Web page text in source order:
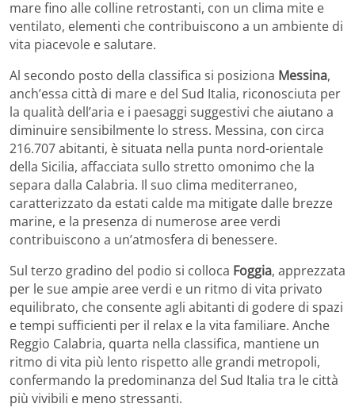
mare fino alle colline retrostanti, con un clima mite e
ventilato, elementi che contribuiscono a un ambiente di
vita piacevole e salutare.
Al secondo posto della classifica si posiziona Messina,
anch’essa città di mare e del Sud Italia, riconosciuta per
la qualità dell’aria e i paesaggi suggestivi che aiutano a
diminuire sensibilmente lo stress. Messina, con circa
216.707 abitanti, è situata nella punta nord-orientale
della Sicilia, affacciata sullo stretto omonimo che la
separa dalla Calabria. Il suo clima mediterraneo,
caratterizzato da estati calde ma mitigate dalle brezze
marine, e la presenza di numerose aree verdi
contribuiscono a un’atmosfera di benessere.
Sul terzo gradino del podio si colloca Foggia, apprezzata
per le sue ampie aree verdi e un ritmo di vita privato
equilibrato, che consente agli abitanti di godere di spazi
e tempi sufficienti per il relax e la vita familiare. Anche
Reggio Calabria, quarta nella classifica, mantiene un
ritmo di vita più lento rispetto alle grandi metropoli,
confermando la predominanza del Sud Italia tra le città
più vivibili e meno stressanti.